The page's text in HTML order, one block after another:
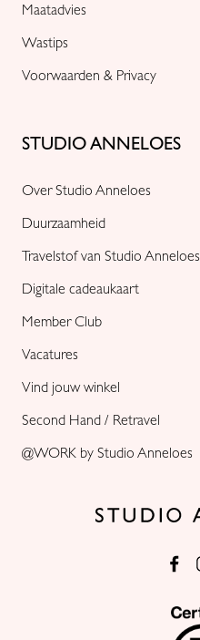
STUDIO ANNELOES
Over Studio Anneloes
Duurzaamheid
Travelstof van Studio Anneloes
Digitale cadeaukaart
Member Club
Vacatures
Vind jouw winkel
Second Hand / Retravel
@WORK by Studio Anneloes
Maatadvies
Wastips
Voorwaarden & Privacy